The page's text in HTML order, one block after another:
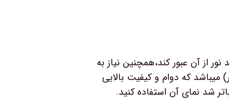
از آن عبور کند،همچنین نیاز به
میباشد که دوام و کیفیت بالایی
شد نمای آن استفاده کنید.